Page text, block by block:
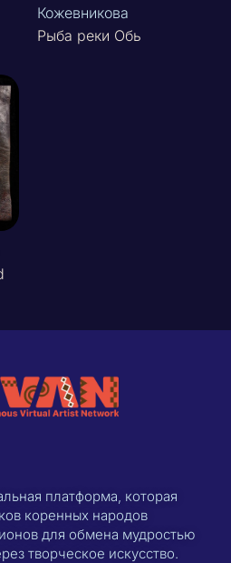
Кожевникова
Рыба реки Обь
платформа, которая
коренных народов
для обмена мудростью
творческое искусство.